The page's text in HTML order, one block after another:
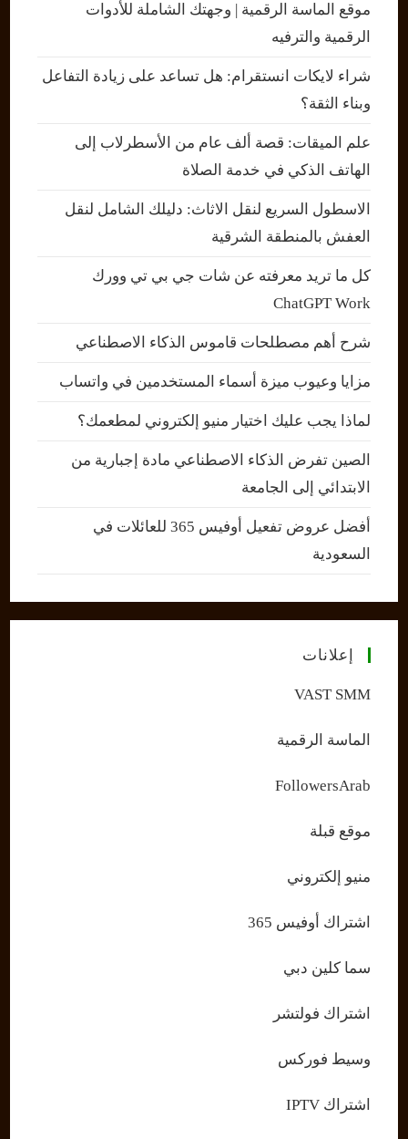
موقع الماسة الرقمية | وجهتك الشاملة للأدوات
الرقمية والترفيه
شراء لايكات انستقرام: هل تساعد على زيادة التفاعل
وبناء الثقة؟
علم الميقات: قصة ألف عام من الأسطرلاب إلى
الهاتف الذكي في خدمة الصلاة
الاسطول السريع لنقل الاثاث: دليلك الشامل لنقل
العفش بالمنطقة الشرقية
كل ما تريد معرفته عن شات جي بي تي وورك
ChatGPT Work
شرح أهم مصطلحات قاموس الذكاء الاصطناعي
مزايا وعيوب ميزة أسماء المستخدمين في واتساب
لماذا يجب عليك اختيار منيو إلكتروني لمطعمك؟
الصين تفرض الذكاء الاصطناعي مادة إجبارية من
الابتدائي إلى الجامعة
أفضل عروض تفعيل أوفيس 365 للعائلات في
السعودية
إعلانات
VAST SMM
الماسة الرقمية
FollowersArab
موقع قبلة
منيو إلكتروني
اشتراك أوفيس 365
سما كلين دبي
اشتراك فولتشر
وسيط فوركس
اشتراك IPTV